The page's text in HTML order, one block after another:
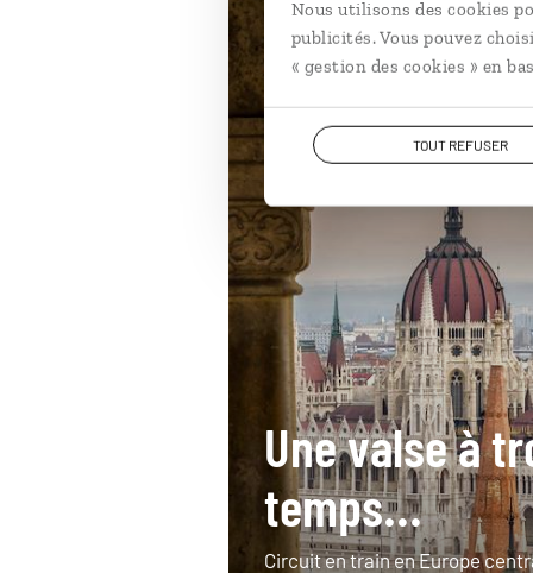
Nous utilisons des cookies
publicités. Vous pouvez
« gestion des cookies » en
TOUT REFUSER
Hongrie
Une valse à
temps...
Circuit en train en Europe